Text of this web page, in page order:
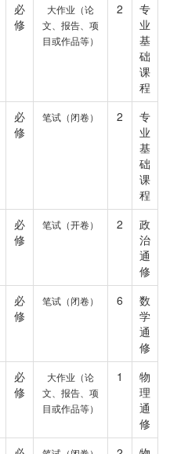
必
修
大作业（论
文、报告、项
目或作品等）
2
专
业
基
础
课
程
必
修
笔试（闭卷） 2
专
业
基
础
课
程
必
修
笔试（开卷） 2
政
治
通
修
必
修
笔试（闭卷） 6
数
学
通
修
必
修
大作业（论
文、报告、项
目或作品等）
1
物
理
通
修